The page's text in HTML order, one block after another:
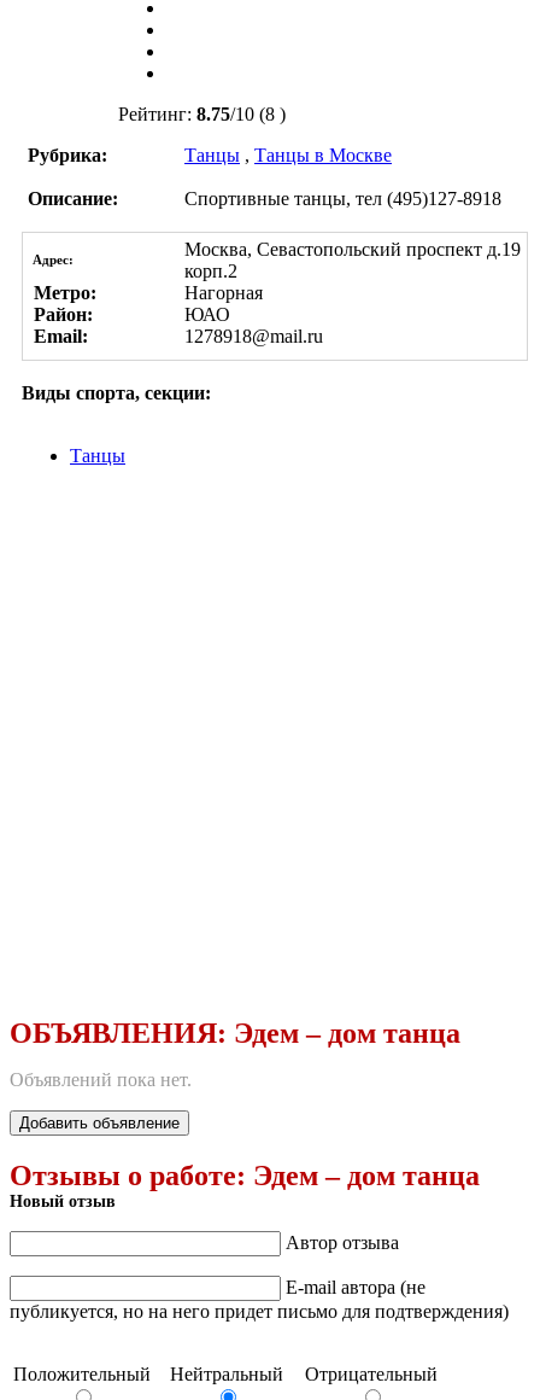
Рейтинг: 8.75/10 (8 )
Рубрика:
Танцы , Танцы в Москве
Описание: Спортивные танцы, тел (495)127-8918
Адрес:
Москва, Севастопольский проспект д.19
корп.2
Метро:
Нагорная
Район:
ЮАО
Email:
1278918@mail.ru
Виды спорта, секции:
Танцы
ОБЪЯВЛЕНИЯ: Эдем – дом танца
Объявлений пока нет.
Добавить объявление
Отзывы о работе: Эдем – дом танца
Новый отзыв
Автор отзыва
E-mail автора (не
публикуется, но на него придет письмо для подтверждения)
Положительный Нейтральный Отрицательный